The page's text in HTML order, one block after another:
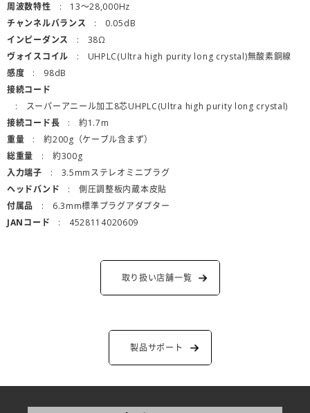
周波数特性
13〜28,000Hz
チャンネルバランス
0.05dB
インピーダンス
38Ω
ヴォイスコイル
UHPLC(Ultra high purity long crystal)無酸素銅線
感度
98dB
接続コード
スーパーアニール加工8芯UHPLC(Ultra high purity long crystal)
接続コード長
約1.7m
重量
約200g（ケーブル含まず）
総重量
約300g
入力端子
3.5mmステレオミニプラグ
ヘッドバンド
側圧調整板内蔵本皮貼
付属品
6.3mm標準プラグアダプター
JANコード
4528114020609
取り扱い店舗一覧
製品サポート